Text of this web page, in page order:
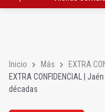
Inicio Más
EXTRA
EXTRA CONFIDENCIAL |
décadas